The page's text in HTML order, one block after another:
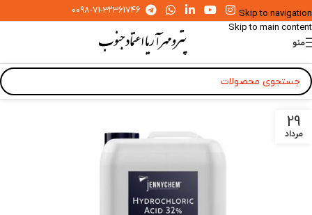
Skip to navigation
Skip to main content
0098-71-32361746
منو
29
مرداد